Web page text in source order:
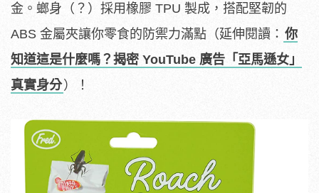
金。螂身（？）採用橡膠 TPU 製成，搭配堅韌的
ABS 金屬夾讓你零食的防禦力滿點（延伸閱讀： 你
知道這是什麼嗎？揭密 YouTube 廣告「亞馬遜女」
真實身分）！